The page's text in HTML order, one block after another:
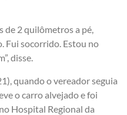
de 2 quilômetros a pé,
Fui socorrido. Estou no
disse.
quando o vereador seguia
o carro alvejado e foi
Hospital Regional da